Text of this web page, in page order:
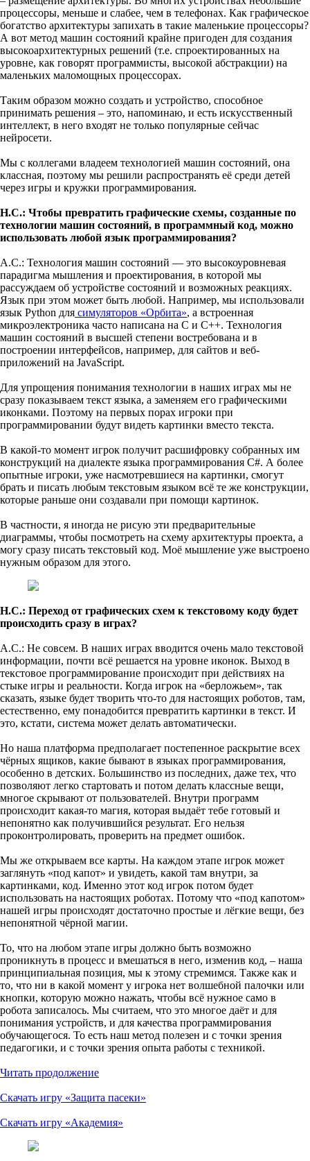
процессоры, меньше и слабее, чем в телефонах. Как графическое
богатство архитектуры запихать в такие маленькие процессоры?
А вот метод машин состояний крайне пригоден для создания
высокоархитектурных решений (т.е. спроектированных на
уровне, как говорят программисты, высокой абстракции) на
маленьких маломощных процессорах.
Таким образом можно создать и устройство, способное
принимать решения – это, напоминаю, и есть искусственный
интеллект, в него входят не только популярные сейчас
нейросети.
Мы с коллегами владеем технологией машин состояний, она
классная, поэтому мы решили распространять её среди детей
через игры и кружки программирования.
Н.С.: Чтобы превратить графические схемы, созданные по
технологии машин состояний, в программный код, можно
использовать любой язык программирования?
А.С.: Технология машин состояний — это высокоуровневая
парадигма мышления и проектирования, в которой мы
рассуждаем об устройстве состояний и возможных реакциях.
Язык при этом может быть любой. Например, мы использовали
язык Python для симуляторов «Орбита», а встроенная
микроэлектроника часто написана на С и С++. Технология
машин состояний в высшей степени востребована и в
построении интерфейсов, например, для сайтов и веб-
приложений на JavaScript.
Для упрощения понимания технологии в наших играх мы не
сразу показываем текст языка, а заменяем его графическими
иконками. Поэтому на первых порах игроки при
программировании будут видеть картинки вместо текста.
В какой-то момент игрок получит расшифровку собранных им
конструкций на диалекте языка программирования С#. А более
опытные игроки, уже насмотревшиеся на картинки, смогут
брать и писать любым текстовым языком всё те же конструкции,
которые раньше они создавали при помощи картинок.
В частности, я иногда не рисую эти предварительные
диаграммы, чтобы посмотреть на схему архитектуры проекта, а
могу сразу писать текстовый код. Моё мышление уже выстроено
нужным образом для этого.
Н.С.: Переход от графических схем к текстовому коду будет
происходить сразу в играх?
А.С.: Не совсем. В наших играх вводится очень мало текстовой
информации, почти всё решается на уровне иконок. Выход в
текстовое программирование происходит при действиях на
стыке игры и реальности. Когда игрок на «берложьем», так
сказать, языке будет творить что-то для настоящих роботов, там,
естественно, ему понадобится превратить картинки в текст. И
это, кстати, система может делать автоматически.
Но наша платформа предполагает постепенное раскрытие всех
чёрных ящиков, какие бывают в языках программирования,
особенно в детских. Большинство из последних, даже тех, что
позволяют легко стартовать и потом делать классные вещи,
многое скрывают от пользователей. Внутри программ
происходит какая-то магия, которая выдаёт тебе готовый и
непонятно как получившийся результат. Его нельзя
проконтролировать, проверить на предмет ошибок.
Мы же открываем все карты. На каждом этапе игрок может
заглянуть «под капот» и увидеть, какой там внутри, за
картинками, код. Именно этот код игрок потом будет
использовать на настоящих роботах. Потому что «под капотом»
нашей игры происходят достаточно простые и лёгкие вещи, без
непонятной чёрной магии.
То, что на любом этапе игры должно быть возможно
проникнуть в процесс и вмешаться в него, изменив код, – наша
принципиальная позиция, мы к этому стремимся. Также как и
то, что ни в какой момент у игрока нет волшебной палочки или
кнопки, которую можно нажать, чтобы всё нужное само в
робота записалось. Мы считаем, что это многое даёт и для
понимания устройств, и для качества программирования
обучающегося. То есть наш метод полезен и с точки зрения
педагогики, и с точки зрения опыта работы с техникой.
Читать продолжение
Скачать игру «Защита пасеки»
Скачать игру «Академия»